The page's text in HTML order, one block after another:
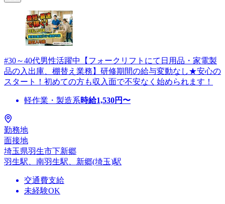
#30～40代男性活躍中【フォークリフトにて日用品・家電製
品の入出庫、棚替え業務】研修期間の給与変動なし★安心の
スタート！初めての方も収入面で不安なく始められます！
軽作業・製造系時給1,530円〜
勤務地
面接地
埼玉県羽生市下新郷
羽生駅、南羽生駅、新郷(埼玉)駅
交通費支給
未経験OK